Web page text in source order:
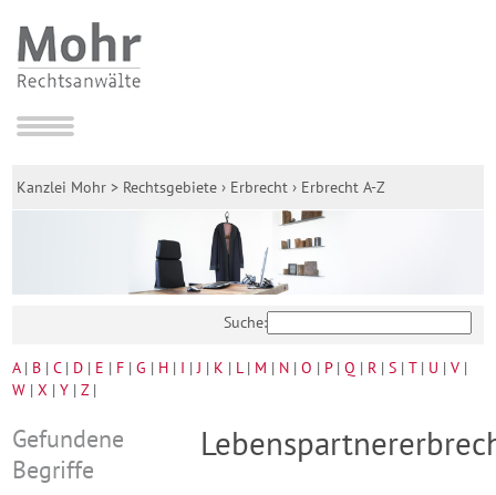
Kanzlei Mohr > Rechtsgebiete › Erbrecht › Erbrecht A-Z
Suche:
A| B |C| D | E | F |G | H | I |J | K | L| M | N |O | P|Q | R |S |T| U |V |
W |X |Y |Z|
Gefundene
Begriffe